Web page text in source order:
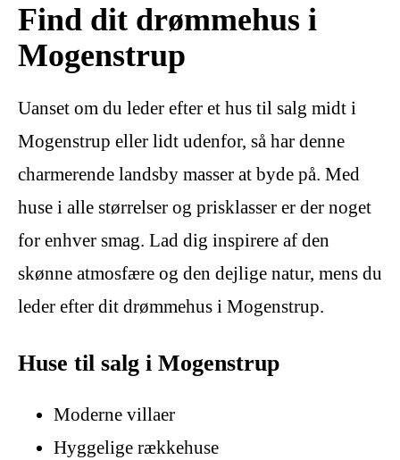
Find dit drømmehus i
Mogenstrup
Uanset om du leder efter et hus til salg midt i
Mogenstrup eller lidt udenfor, så har denne
charmerende landsby masser at byde på. Med
huse i alle størrelser og prisklasser er der noget
for enhver smag. Lad dig inspirere af den
skønne atmosfære og den dejlige natur, mens du
leder efter dit drømmehus i Mogenstrup.
Huse til salg i Mogenstrup
Moderne villaer
Hyggelige rækkehuse